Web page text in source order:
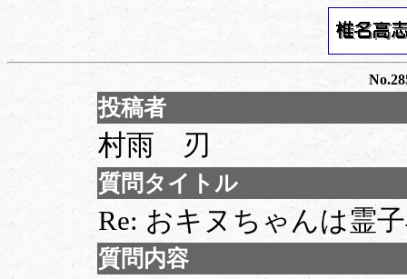
投稿者
村雨 刃
質問タイトル
Re: おキヌちゃんは霊
質問内容